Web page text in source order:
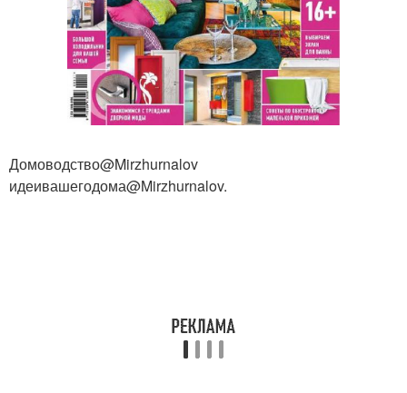
Домоводство@Mirzhurnalov
идеивашегодома@Mirzhurnalov.